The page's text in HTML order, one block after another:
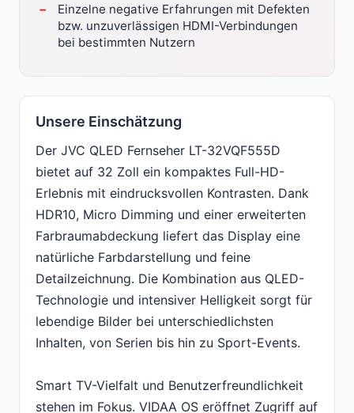
Einzelne negative Erfahrungen mit Defekten
bzw. unzuverlässigen HDMI-Verbindungen
bei bestimmten Nutzern
Unsere Einschätzung
Der JVC QLED Fernseher LT-32VQF555D
bietet auf 32 Zoll ein kompaktes Full-HD-
Erlebnis mit eindrucksvollen Kontrasten. Dank
HDR10, Micro Dimming und einer erweiterten
Farbraumabdeckung liefert das Display eine
natürliche Farbdarstellung und feine
Detailzeichnung. Die Kombination aus QLED-
Technologie und intensiver Helligkeit sorgt für
lebendige Bilder bei unterschiedlichsten
Inhalten, von Serien bis hin zu Sport-Events.
Smart TV-Vielfalt und Benutzerfreundlichkeit
stehen im Fokus. VIDAA OS eröffnet Zugriff auf